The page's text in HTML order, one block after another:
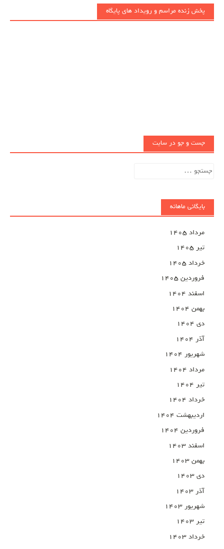
پخش زنده مراسم و رویداد های پایگاه
جست و جو در سایت
جستجو
بایگانی ماهانه
مرداد ۱۴۰۵
تیر ۱۴۰۵
خرداد ۱۴۰۵
فروردین ۱۴۰۵
اسفند ۱۴۰۴
بهمن ۱۴۰۴
دی ۱۴۰۴
آذر ۱۴۰۴
شهریور ۱۴۰۴
مرداد ۱۴۰۴
تیر ۱۴۰۴
خرداد ۱۴۰۴
اردیبهشت ۱۴۰۴
فروردین ۱۴۰۴
اسفند ۱۴۰۳
بهمن ۱۴۰۳
دی ۱۴۰۳
آذر ۱۴۰۳
شهریور ۱۴۰۳
تیر ۱۴۰۳
خرداد ۱۴۰۳